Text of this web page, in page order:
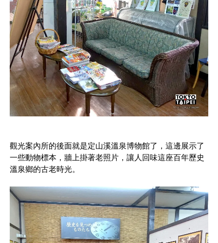
觀光案內所的後面就是定山溪溫泉博物館了，這邊展示了
一些動物標本，牆上掛著老照片，讓人回味這座百年歷史
溫泉鄉的古老時光。